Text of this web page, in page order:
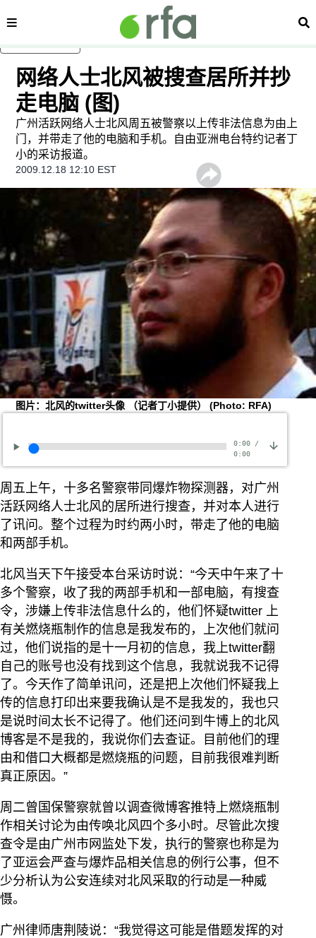
内容分类 搜
网络人士北风被搜查居所并抄
走电脑 (图)
广州活跃网络人士北风周五被警察以上传非法信息为由上
门，并带走了他的电脑和手机。自由亚洲电台特约记者丁
小的采访报道。
2009.12.18 12:10 EST
图片：北风的twitter头像 （记者丁小提供）(Photo: RFA)
0:00/
0:00
周五上午，十多名警察带同爆炸物探测器，对广州
活跃网络人士北风的居所进行搜查，并对本人进行
了讯问。整个过程为时约两小时，带走了他的电脑
和两部手机。
北风当天下午接受本台采访时说：“今天中午来了十
多个警察，收了我的两部手机和一部电脑，有搜查
令，涉嫌上传非法信息什么的，他们怀疑twitter 上
有关燃烧瓶制作的信息是我发布的，上次他们就问
过，他们说指的是十一月初的信息，我上twitter翻
自己的账号也没有找到这个信息，我就说我不记得
了。今天作了简单讯问，还是把上次他们怀疑我上
传的信息打印出来要我确认是不是我发的，我也只
是说时间太长不记得了。他们还问到牛博上的北风
博客是不是我的，我说你们去查证。目前他们的理
由和借口大概都是燃烧瓶的问题，目前我很难判断
真正原因。”
周二曾国保警察就曾以调查微博客推特上燃烧瓶制
作相关讨论为由传唤北风四个多小时。尽管此次搜
查令是由广州市网监处下发，执行的警察也称是为
了亚运会严查与爆炸品相关信息的例行公事，但不
少分析认为公安连续对北风采取的行动是一种威
慑。
广州律师唐荆陵说：“我觉得这可能是借题发挥的对